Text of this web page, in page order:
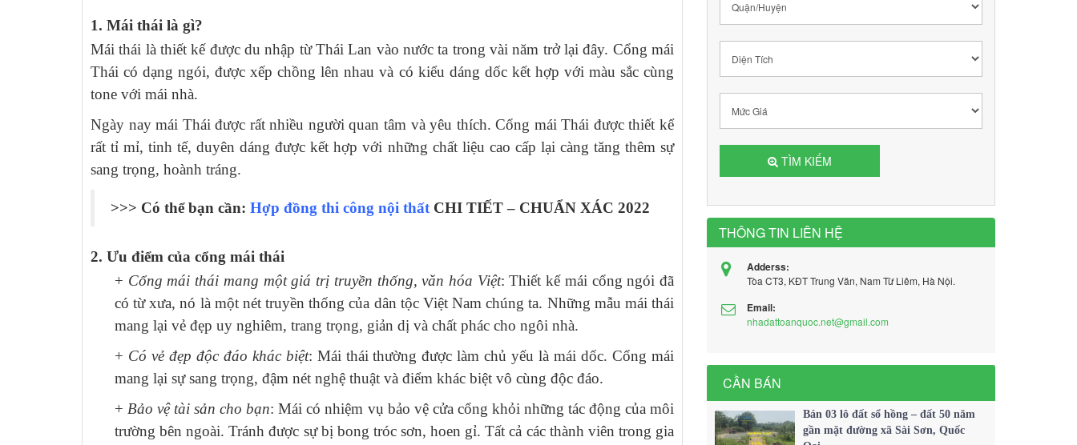
1. Mái thái là gì?
Mái thái là thiết kế được du nhập từ Thái Lan vào nước ta trong vài năm trở lại đây. Cổng mái
Thái có dạng ngói, được xếp chồng lên nhau và có kiểu dáng dốc kết hợp với màu sắc cùng
tone với mái nhà.
Ngày nay mái Thái được rất nhiều người quan tâm và yêu thích. Cổng mái Thái được thiết kể
rất tỉ mỉ, tinh tế, duyên dáng được kết hợp với những chất liệu cao cấp lại càng tăng thêm sự
sang trọng, hoành tráng.
>>> Có thể bạn cần: Hợp đồng thi công nội thất CHI TIẾT – CHUẨN XÁC 2022
2. Ưu điểm của cổng mái thái
+ Cổng mái thái mang một giá trị truyền thống, văn hóa Việt: Thiết kế mái cổng ngói đã
có từ xưa, nó là một nét truyền thống của dân tộc Việt Nam chúng ta. Những mẫu mái thái
mang lại vẻ đẹp uy nghiêm, trang trọng, giản dị và chất phác cho ngôi nhà.
+ Có vẻ đẹp độc đáo khác biệt: Mái thái thường được làm chủ yếu là mái dốc. Cổng mái
mang lại sự sang trọng, đậm nét nghệ thuật và điểm khác biệt vô cùng độc đáo.
+ Bảo vệ tài sản cho bạn: Mái có nhiệm vụ bảo vệ cửa cổng khỏi những tác động của môi
trường bên ngoài. Tránh được sự bị bong tróc sơn, hoen gỉ. Tất cả các thành viên trong gia
TÌM KIẾM
THÔNG TIN LIÊN HỆ
Adderss:
Tòa CT3, KĐT Trung Văn, Nam Từ Liêm, Hà Nội.
Email:
nhadattoanquoc.net@gmail.com
CẦN BÁN
Bán 03 lô đất sổ hồng – đất 50 năm
gần mặt đường xã Sài Sơn, Quốc